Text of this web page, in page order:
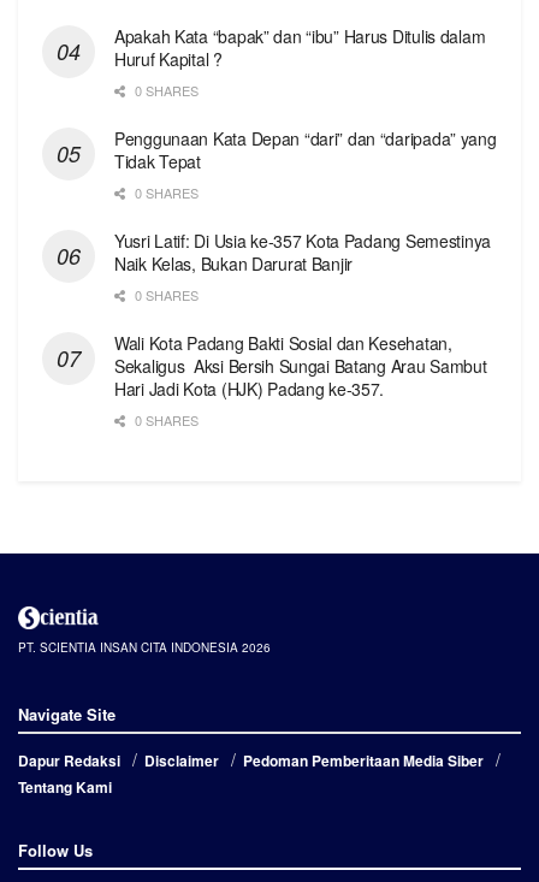
Apakah Kata “bapak” dan “ibu” Harus Ditulis dalam
Huruf Kapital ?
0 SHARES
Penggunaan Kata Depan “dari” dan “daripada” yang
Tidak Tepat
0 SHARES
Yusri Latif: Di Usia ke-357 Kota Padang Semestinya
Naik Kelas, Bukan Darurat Banjir
0 SHARES
Wali Kota Padang Bakti Sosial dan Kesehatan,
Sekaligus Aksi Bersih Sungai Batang Arau Sambut
Hari Jadi Kota (HJK) Padang ke-357.
0 SHARES
PT. SCIENTIA INSAN CITA INDONESIA 2026
Navigate Site
Dapur Redaksi Disclaimer
Pedoman Pemberitaan Media Siber
Tentang Kami
Follow Us